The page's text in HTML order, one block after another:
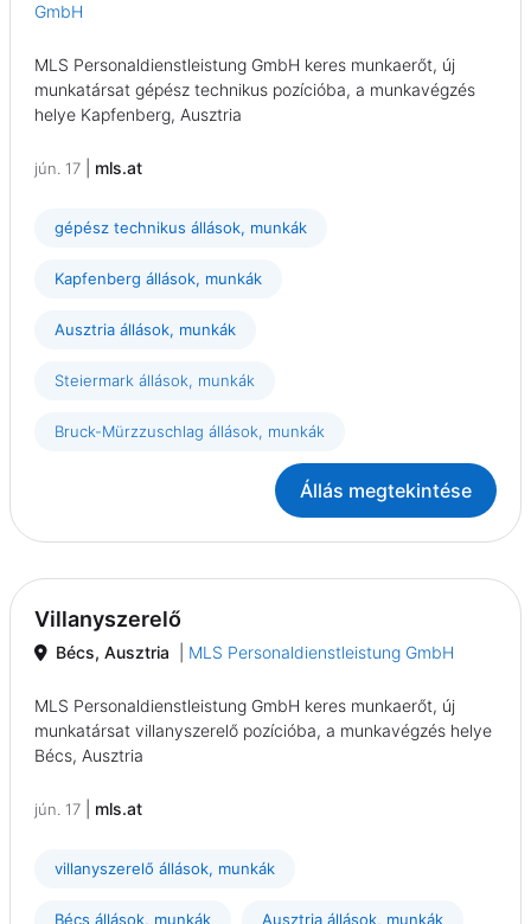
GmbH
MLS Personaldienstleistung GmbH keres munkaerőt, új
munkatársat gépész technikus pozícióba, a munkavégzés
helye Kapfenberg, Ausztria
jún. 17 mls.at
gépész technikus állások, munkák
Kapfenberg állások, munkák
Ausztria állások, munkák
Steiermark állások, munkák
Bruck-Mürzzuschlag állások, munkák
Állás megtekintése
Villanyszerelő
Bécs, Ausztria MLS Personaldienstleistung GmbH
MLS Personaldienstleistung GmbH keres munkaerőt, új
munkatársat villanyszerelő pozícióba, a munkavégzés helye
Bécs, Ausztria
jún. 17 mls.at
villanyszerelő állások, munkák
Bécs állások, munkák Ausztria állások, munkák